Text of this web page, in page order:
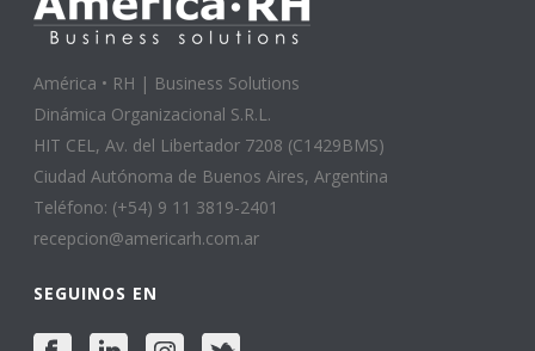
América • RH | Business Solutions
Dinámica Organizacional S.R.L.
HIT CEL, Av. del Libertador 7208 (C1429BMS)
Ciudad Autónoma de Buenos Aires, Argentina
Teléfono: (+54) 9 11 3819-2401
recepcion@americarh.com.ar
SEGUINOS EN